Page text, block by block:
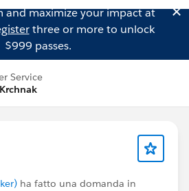
and maximize your impact at
three or more to unlock
$999 passes.
Service
ha fatto una domanda in